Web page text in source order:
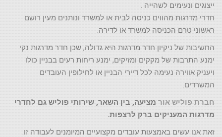
ייצוגים ונעימים לשהייה .
חדרי מדרגות מהווים כניסה לבית או למשרד ונותנים מעין רושם
ראשוני טרם הכניסה למשרד או לדירה.
החשיבות של ניקיון חדר מדרגות היא גדולה, שכן חדר מדרגות נקי
ימנע התרבות של מקקים ומזיקים, ימנע ריחות רעים בבניין כולו
ויעניק אווירה נעימה לכל דיירי הבניין או לחילופין העובדים
המשרדים.
חברת פוליש אור מציעה, בין השאר, שירותי פוליש גם לחדרי
מדרגות המעניקים ברק לרצפות.
זאת אנו עשים באמצעות עובדים מקצועיים המיומנים לעבודה זו.